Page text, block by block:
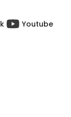
Youtube